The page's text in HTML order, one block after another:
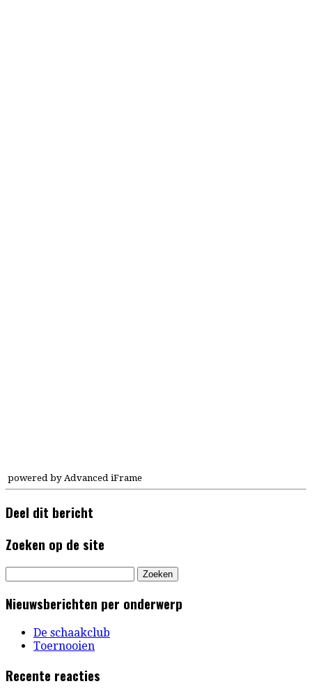
powered by Advanced iFrame
Deel dit bericht
Zoeken op de site
naar:
Nieuwsberichten per onderwerp
De schaakclub
Toernooien
Recente reacties